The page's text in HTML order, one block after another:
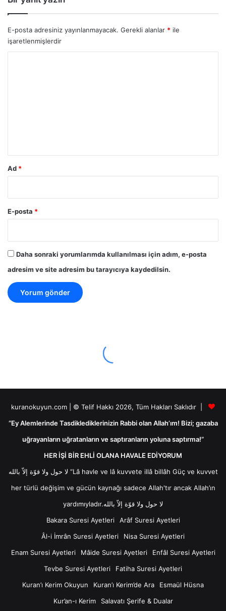
E-posta adresiniz yayınlanmayacak. Gerekli alanlar * ile
işaretlenmişlerdir
Ad *
E-posta *
Daha sonraki yorumlarımda kullanılması için adım, e-posta
adresim ve site adresim bu tarayıcıya kaydedilsin.
kuranokuyun.com | © Telif Hakkı 2026, Tüm Hakları Saklıdır |
“Ey Alemlerinde Tasdiklediklerinizin Rabbi olan Allah’ım! Bizi; gazaba
uğrayanların uğratanların ve saptıranların yoluna saptırma!”
HER İŞİ BİR EHLİ OLANA HAVALE EDİYORUM
لا حول ولا قوّة إلاّ بالله “Lâ havle ve lâ kuvvete illâ billâh Güç ve kuvvet
her türlü değişim ve gücün kaynağı sadece Allah'tır ancak Allah’ın
yardımıyladır.لا حول ولا قوّة إلاّ بالله
Bakara Suresi Ayetleri
Arâf Suresi Ayetleri
Âl-i İmrân Suresi Ayetleri
Nisa Suresi Ayetleri
Enam Suresi Ayetleri
Mâide Suresi Ayetleri
Enfâl Suresi Ayetleri
Tevbe Suresi Ayetleri
Fatiha Suresi Ayetleri
Kuran’ı Kerim Okuyun
Kuran’ı Kerim’de Ara
Esmaül Hüsna
Kur’an-ı Kerim
Salavatı Şerife & Dualar